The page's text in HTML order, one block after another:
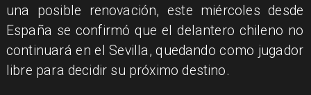
una posible renovación, este miércoles desde
España se confirmó que el delantero chileno no
continuará en el Sevilla, quedando como jugador
libre para decidir su próximo destino.